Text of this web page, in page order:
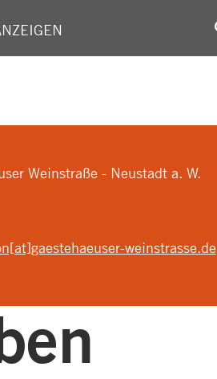
Weinstraße - Neustadt a. W.
weinstrasse.de